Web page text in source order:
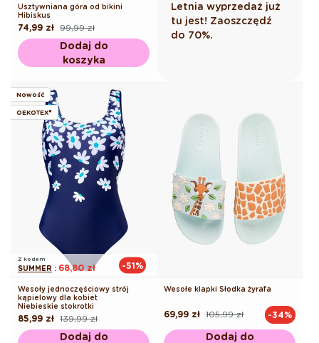
Usztywniana góra od bikini
Hibiskus
Cena
regularna
99,99 zł
Cena
promocyjna
74,99 zł
Dodaj do
koszyka
Letnia wyprzedaż już
tu jest! Zaoszczędź
do 70%.
Nowość
OEKOTEX®
Z kodem
SUMMER : 68,80 zł -51%
Wesoły jednoczęściowy strój
kąpielowy dla kobiet
Niebieskie stokrotki
Cena
regularna
139,99 zł
Cena
promocyjna
85,99 zł
Dodaj do
Wesołe klapki Słodka żyrafa
Cena
105,99 zł
Cena
69,99 zł -34%
Dodaj do